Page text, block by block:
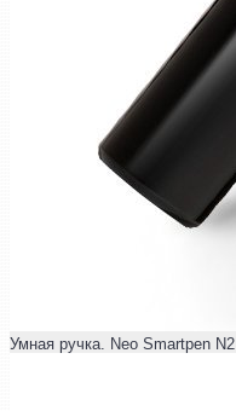
Умная ручка. Neo Smartpen N2